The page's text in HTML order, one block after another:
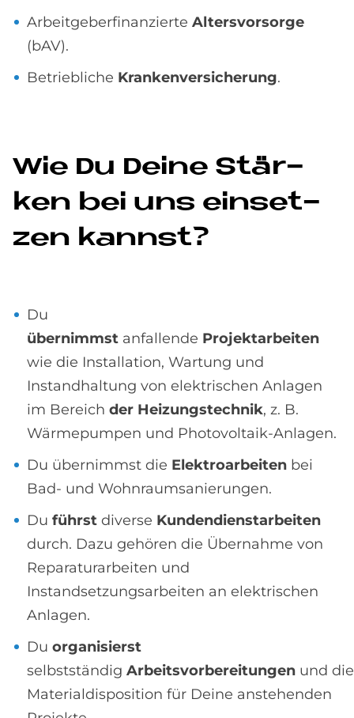
Arbeitgeberfinanzierte Altersvorsorge
(bAV).
Betriebliche Krankenversicherung.
Wie Du De­i­ne Stär­
ken bei uns ein­set­
zen kannst?
Du
übernimmst anfallende Projektarbeiten
wie die Installation, Wartung und
Instandhaltung von elektrischen Anlagen
im Bereich der Heizungstechnik, z. B.
Wärmepumpen und Photovoltaik-Anlagen.
Du übernimmst die Elektroarbeiten bei
Bad- und Wohnraumsanierungen.
Du führst diverse Kundendienstarbeiten
durch. Dazu gehören die Übernahme von
Reparaturarbeiten und
Instandsetzungsarbeiten an elektrischen
Anlagen.
Du organisierst
selbstständig Arbeitsvorbereitungen und die
Materialdisposition für Deine anstehenden